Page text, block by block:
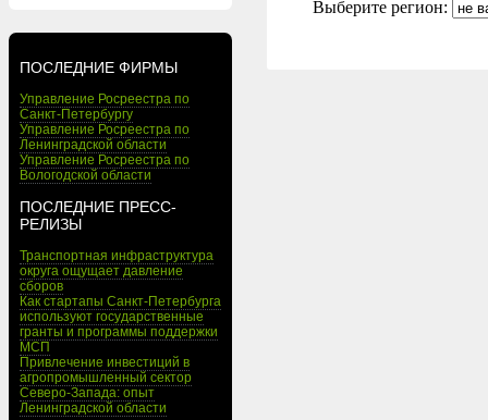
ПОСЛЕДНИЕ ФИРМЫ
Управление Росреестра по
Санкт-Петербургу
Управление Росреестра по
Ленинградской области
Управление Росреестра по
Вологодской области
ПОСЛЕДНИЕ ПРЕСС-
РЕЛИЗЫ
Транспортная инфраструктура
округа ощущает давление
сборов
Как стартапы Санкт-Петербурга
используют государственные
гранты и программы поддержки
МСП
Привлечение инвестиций в
агропромышленный сектор
Северо-Запада: опыт
Ленинградской области
Выберите регион: